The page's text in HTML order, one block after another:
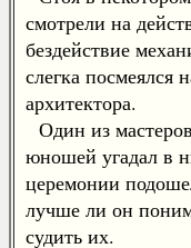
смотрели на
бездействие
слегка посмеялся
архитектора.
Один из
юношей угадал в
церемонии
лучше ли он
судить их.